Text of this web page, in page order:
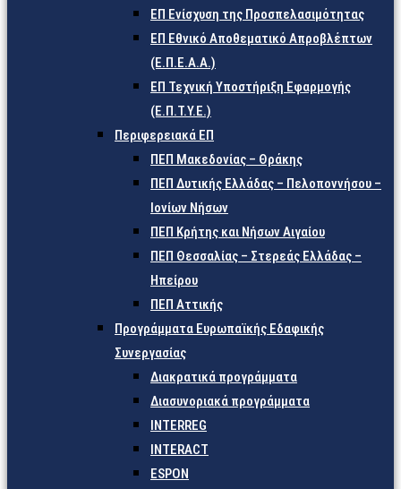
ΕΠ Ενίσχυση της Προσπελασιμότητας
ΕΠ Εθνικό Αποθεματικό Απροβλέπτων
(Ε.Π.Ε.Α.Α.)
ΕΠ Τεχνική Υποστήριξη Εφαρμογής
(Ε.Π.Τ.Υ.Ε.)
Περιφερειακά ΕΠ
ΠΕΠ Μακεδονίας – Θράκης
ΠΕΠ Δυτικής Ελλάδας – Πελοποννήσου –
Ιονίων Νήσων
ΠΕΠ Κρήτης και Νήσων Αιγαίου
ΠΕΠ Θεσσαλίας – Στερεάς Ελλάδας –
Ηπείρου
ΠΕΠ Αττικής
Προγράμματα Ευρωπαϊκής Εδαφικής
Συνεργασίας
Διακρατικά προγράμματα
Διασυνοριακά προγράμματα
INTERREG
INTERACT
ESPON